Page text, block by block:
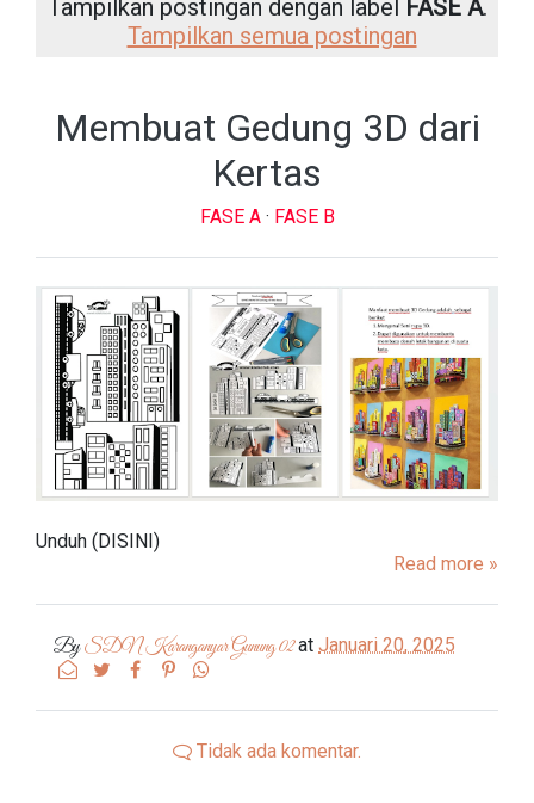
Tampilkan postingan dengan label FASE A.
Tampilkan semua postingan
Membuat Gedung 3D dari
Kertas
FASE A · FASE B
Unduh (DISINI)
Read more »
BySDN Karanganyar Gunung 02at Januari 20, 2025
Tidak ada komentar.